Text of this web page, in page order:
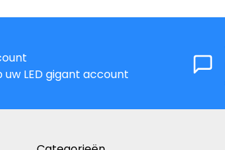
uw LED gigant account